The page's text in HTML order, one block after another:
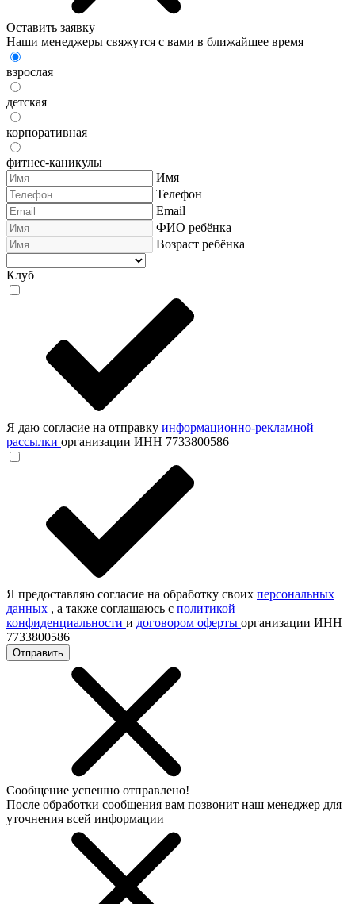
Оставить заявку
Наши менеджеры свяжутся с вами в ближайшее время
взрослая
детская
корпоративная
фитнес-каникулы
Имя
Телефон
Email
ФИО ребёнка
Возраст ребёнка
Клуб
Я даю согласие на отправку информационно-рекламной
рассылки организации ИНН 7733800586
Я предоставляю согласие на обработку своих персональных
данных , а также соглашаюсь с политикой
конфиденциальности и договором оферты организации ИНН
7733800586
Отправить
Сообщение успешно отправлено!
После обработки сообщения вам позвонит наш менеджер для
уточнения всей информации